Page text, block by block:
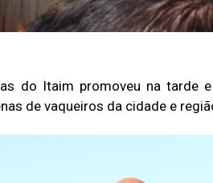
do Itaim promoveu na tarde
de vaqueiros da cidade e